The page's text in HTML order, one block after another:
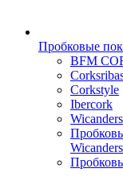
Пробковые
BFM
Corkstyle
Ibercork
Wicanders
Wicanders